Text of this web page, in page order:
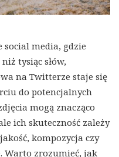
social media, gdzie
tysiąc słów,
na Twitterze staje się
do potencjalnych
mogą znacząco
ich skuteczność zależy
kompozycja czy
Warto zrozumieć, jak